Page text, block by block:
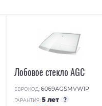
Лобовое стекло AGC
ЕВРОКОД:6069AGSMVW1P
ГАРАНТИЯ:5 лет ?